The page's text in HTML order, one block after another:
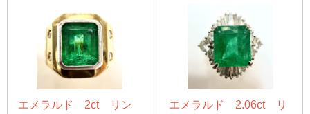
エメラルド 2ct リン
エメラルド 2.06ct リ